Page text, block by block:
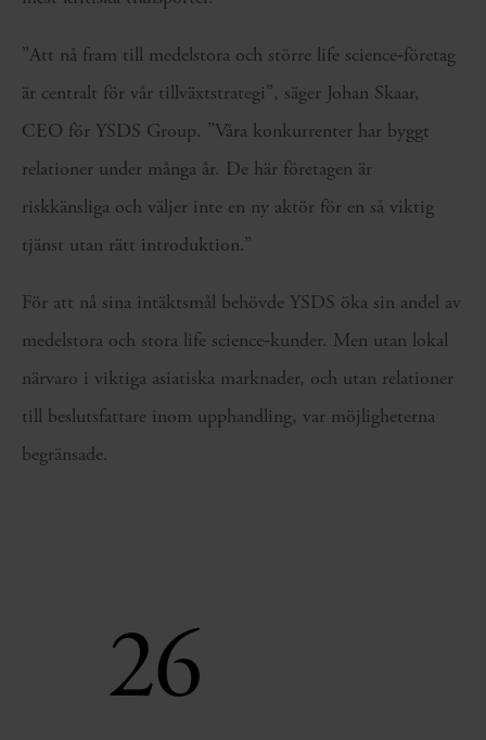
”Att nå fram till medelstora och större life science‑företag
är centralt för vår tillväxtstrategi”, säger Johan Skaar,
CEO för YSDS Group. ”Våra konkurrenter har byggt
relationer under många år. De här företagen är
riskkänsliga och väljer inte en ny aktör för en så viktig
tjänst utan rätt introduktion.”
För att nå sina intäktsmål behövde YSDS öka sin andel av
medelstora och stora life science‑kunder. Men utan lokal
närvaro i viktiga asiatiska marknader, och utan relationer
till beslutsfattare inom upphandling, var möjligheterna
begränsade.
26